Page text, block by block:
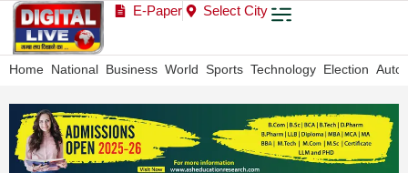
E-Paper Select City
Home National Business World Sports Technology Election Auto